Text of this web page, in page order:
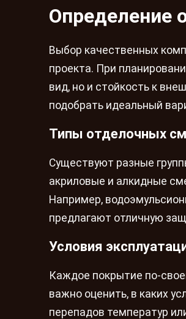
Определение
Выбор качественных
проекта. При
вид, но и стойкость к
подобрать идеальный
Типы отделочных
Существуют разные
акриловые и алкидные
Например,
предлагают отличную
Условия
Каждое покрытие по-
важно оценить, в каких
перепадов температур